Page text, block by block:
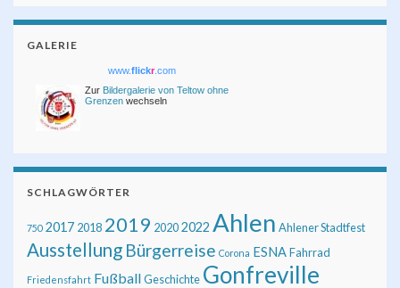
GALERIE
www.flickr.com
Zur Bildergalerie von Teltow ohne
Grenzen wechseln
SCHLAGWÖRTER
750 2017 2018 2019 20202022 Ahlen Ahlener Stadtfest
Ausstellung Bürgerreise Corona ESNAFahrrad
Friedensfahrt FußballGeschichte Gonfreville